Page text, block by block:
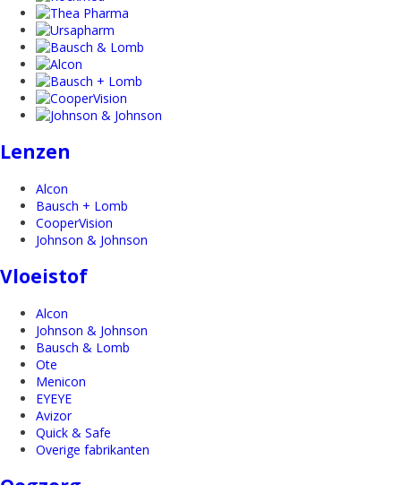
Lenzen
Alcon
Bausch + Lomb
CooperVision
Johnson & Johnson
Vloeistof
Alcon
Johnson & Johnson
Bausch & Lomb
Ote
Menicon
EYEYE
Avizor
Quick & Safe
Overige fabrikanten